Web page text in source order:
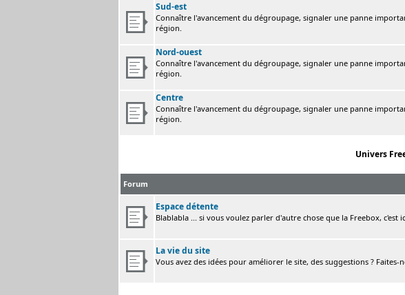
Sud-est
Connaître l'avancement du dégroupage, signaler une panne
région.
Nord-ouest
Connaître l'avancement du dégroupage, signaler une panne
région.
Centre
Connaître l'avancement du dégroupage, signaler une panne
région.
Univers
Forum
Espace détente
Blablabla ... si vous voulez parler d'autre chose que la Freebox, c'est
La vie du site
Vous avez des idées pour améliorer le site, des suggestions ? Faites-